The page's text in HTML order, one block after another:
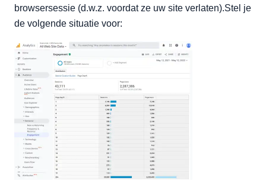
browsersessie (d.w.z. voordat ze uw site verlaten).Stel je
de volgende situatie voor: